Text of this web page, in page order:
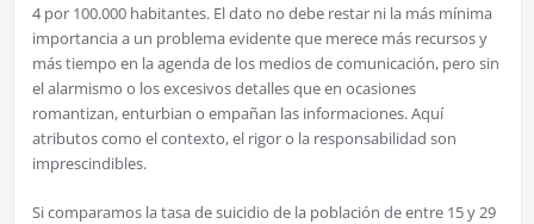
4 por 100.000 habitantes. El dato no debe restar ni la más mínima
importancia a un problema evidente que merece más recursos y
más tiempo en la agenda de los medios de comunicación, pero sin
el alarmismo o los excesivos detalles que en ocasiones
romantizan, enturbian o empañan las informaciones. Aquí
atributos como el contexto, el rigor o la responsabilidad son
imprescindibles.
Si comparamos la tasa de suicidio de la población de entre 15 y 29